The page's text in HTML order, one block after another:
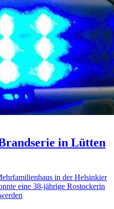
in Lütten
in der Helsinkier
eine 38-jährige Rostockerin